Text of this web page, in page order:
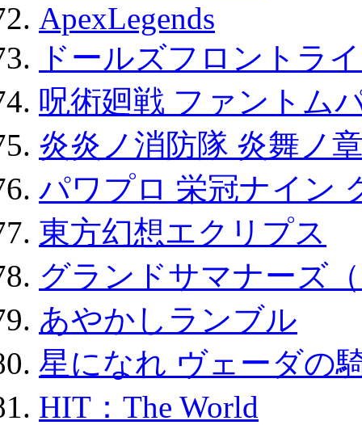
ApexLegends
ドールズフロントラ
呪術廻戦 ファントム
炎炎ノ消防隊 炎舞ノ
パワプロ 栄冠ナイン
東方幻想エクリプス
グランドサマナーズ
あやかしランブル
星になれ ヴェーダの
HIT：The World